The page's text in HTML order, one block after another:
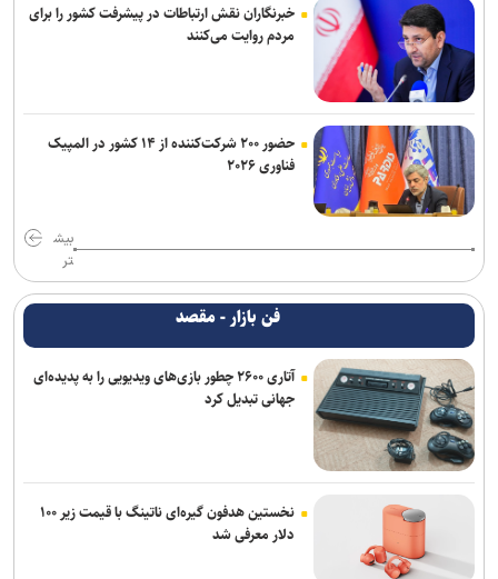
خبرنگاران نقش ارتباطات در پیشرفت کشور را برای
مردم روایت می‌کنند
حضور ۲۰۰ شرکت‌کننده از ۱۴ کشور در المپیک
فناوری ۲۰۲۶
بیش
تر
فن بازار - مقصد
آتاری ۲۶۰۰ چطور بازی‌های ویدیویی را به پدیده‌ای
جهانی تبدیل کرد
نخستین هدفون گیره‌ای ناتینگ با قیمت زیر ۱۰۰
دلار معرفی شد